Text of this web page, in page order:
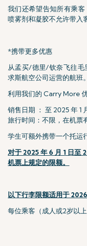
我们还希望告知所有乘客
喷雾剂和凝胶不允许带入
*携带更多优惠
从孟买/德里/钦奈飞往毛
求斯航空公司运营的航班。
利用我们的 Carry More
销售日期 ： 至 2025 年 1
旅行时间：不限，在机票
学生可额外携带一个托运
对于 2025 年 6 月 1 日至
机票上规定的限额。
以下行李限额适用于
每位乘客（成人或2岁以